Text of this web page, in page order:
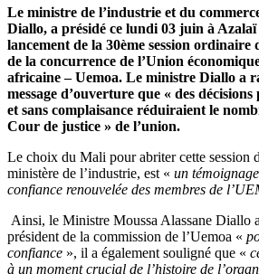
Le ministre de l’industrie et du
Diallo, a présidé ce lundi 03 juin à
lancement de la 30ème session
de la concurrence de l’Union
africaine – Uemoa. Le ministre Diallo a
message d’ouverture que « des décisions
et sans complaisance réduiraient le
Cour de justice » de l’union.
Le choix du Mali pour abriter cette session
ministère de l’industrie, est « un
confiance renouvelée des membres de
Ainsi, le Ministre Moussa Alassane Diallo
président de la commission de l’Uemoa «
confiance », il a également souligné que «
à un moment crucial de l’histoire de